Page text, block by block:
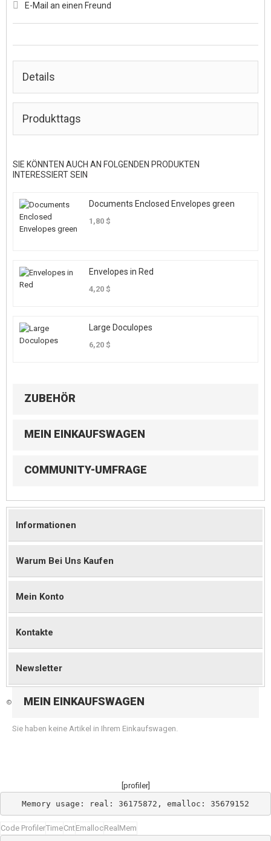
E-Mail an einen Freund
Details
Produkttags
SIE KÖNNTEN AUCH AN FOLGENDEN PRODUKTEN
INTERESSIERT SEIN
Documents Enclosed Envelopes green
1,80 $
Envelopes in Red
4,20 $
Large Doculopes
6,20 $
ZUBEHÖR
MEIN EINKAUFSWAGEN
COMMUNITY-UMFRAGE
Informationen
Warum Bei Uns Kaufen
Mein Konto
Kontakte
Newsletter
© 2026 Magento Demo Store. Alle Rechte vorbehalten.
MEIN EINKAUFSWAGEN
Sie haben keine Artikel in Ihrem Einkaufswagen.
[profiler]
Memory usage: real: 36175872, emalloc: 35679152
Code ProfilerTimeCntEmallocRealMem